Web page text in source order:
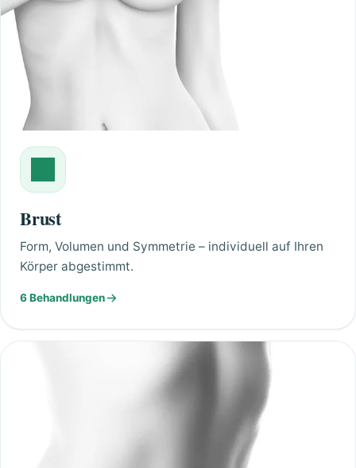
Brust
Form, Volumen und Symmetrie – individuell auf Ihren
Körper abgestimmt.
6 Behandlungen